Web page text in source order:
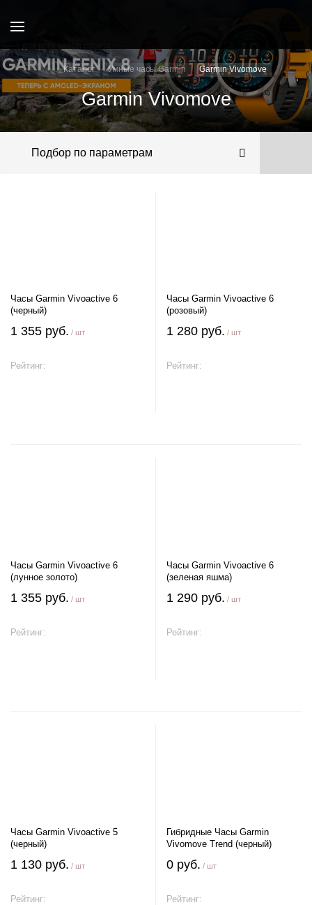
Каталог Умные часы Garmin Garmin Vivomove
Garmin Vivomove
Подбор по параметрам
Часы Garmin Vivoactive 6
(черный)
1 355 руб. / шт
Рейтинг:
Часы Garmin Vivoactive 6
(розовый)
1 280 руб. / шт
Рейтинг:
Часы Garmin Vivoactive 6
(лунное золото)
1 355 руб. / шт
Рейтинг:
Часы Garmin Vivoactive 6
(зеленая яшма)
1 290 руб. / шт
Рейтинг:
Часы Garmin Vivoactive 5
(черный)
1 130 руб. / шт
Рейтинг:
Гибридные Часы Garmin
Vivomove Trend (черный)
0 руб. / шт
Рейтинг: